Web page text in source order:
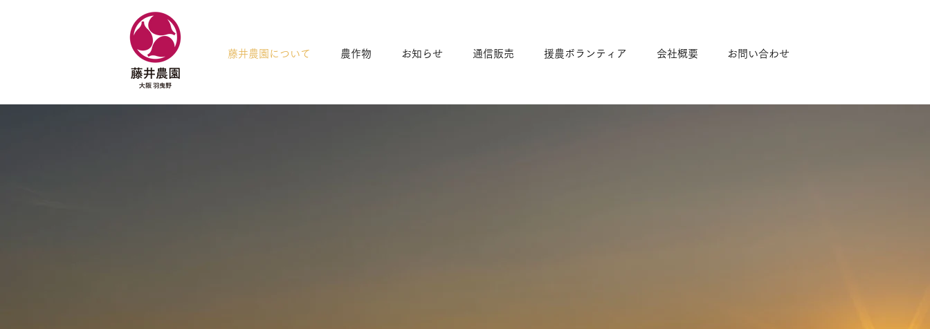
藤井農園について 農作物 お知らせ 通信販売 援農ボランティア 会社概要 お問い合わせ